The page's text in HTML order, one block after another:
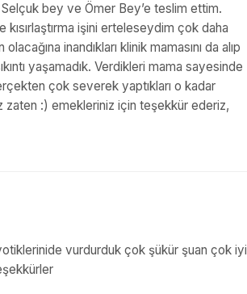
bey ve Ömer Bey’e teslim ettim.
kısırlaştırma işini erteleseydim çok daha
inandıkları klinik mamasını da alıp
yaşamadık. Verdikleri mama sayesinde
çok severek yaptıkları o kadar
zaten :) emekleriniz için teşekkür ederiz,
vurdurduk çok şükür şuan çok iyi